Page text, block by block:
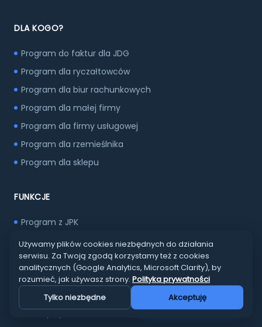
DLA KOGO?
Program do faktur dla JDG
Program dla ryczałtowców
Program dla biur rachunkowych
Program dla małej firmy
Program dla firmy usługowej
Program dla rzemieślnika
Program dla sklepu
FUNKCJE
Program z JPK
Program z magazynem (PRO)
Program z magazynem Windows
Program z CRM (PRO)
Faktury walutowe
Faktury cykliczne
Używamy plików cookies niezbędnych do działania
serwisu. Za Twoją zgodą korzystamy też z cookies
analitycznych (Google Analytics, Microsoft Clarity), by
rozumieć, jak używasz strony. Polityka prywatności
Tylko niezbędne
Akceptuję
Zapytaj asystenta AI